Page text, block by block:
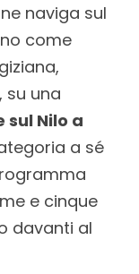
naviga sul
come
su una
sul Nilo a
a sé
e cinque
davanti al